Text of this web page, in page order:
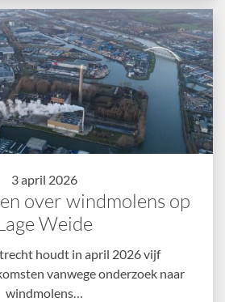
3 april 2026
over windmolens op
Weide
houdt in april 2026 vijf
vanwege onderzoek naar
windmolens…